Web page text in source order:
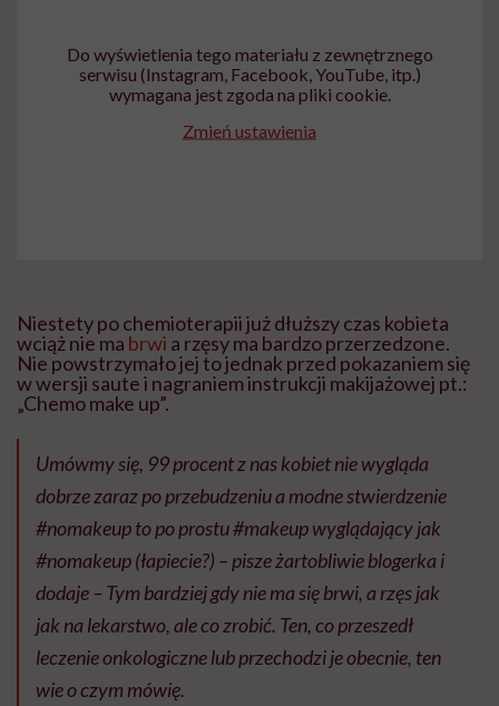
Do wyświetlenia tego materiału z zewnętrznego
serwisu (Instagram, Facebook, YouTube, itp.)
wymagana jest zgoda na pliki cookie.
Zmień ustawienia
Niestety po chemioterapii już dłuższy czas kobieta
wciąż nie ma brwi a rzęsy ma bardzo przerzedzone.
Nie powstrzymało jej to jednak przed pokazaniem się
w wersji saute i nagraniem instrukcji makijażowej pt.:
„Chemo make up”.
Umówmy się, 99 procent z nas kobiet nie wygląda
dobrze zaraz po przebudzeniu a modne stwierdzenie
#nomakeup to po prostu #makeup wyglądający jak
#nomakeup (łapiecie?) – pisze żartobliwie blogerka i
dodaje – Tym bardziej gdy nie ma się brwi, a rzęs jak
jak na lekarstwo, ale co zrobić. Ten, co przeszedł
leczenie onkologiczne lub przechodzi je obecnie, ten
wie o czym mówię.